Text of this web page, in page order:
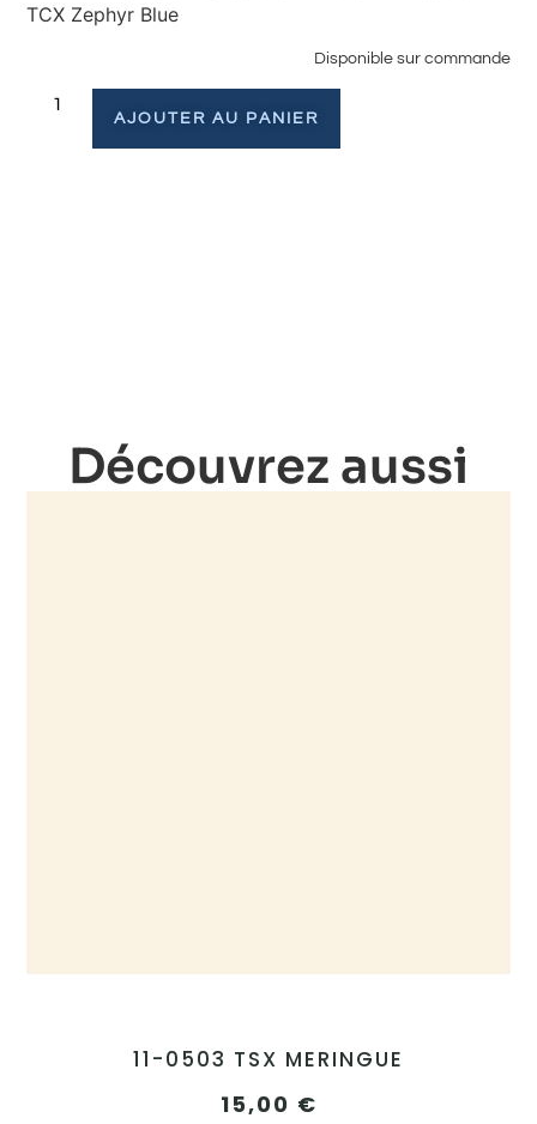
TCX Zephyr Blue
Disponible sur commande
AJOUTER AU PANIER
Découvrez aussi
11-0503 TSX MERINGUE
15,00 €